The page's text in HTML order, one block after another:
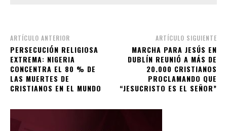
ARTÍCULO ANTERIOR
PERSECUCIÓN RELIGIOSA
EXTREMA: NIGERIA
CONCENTRA EL 80 % DE
LAS MUERTES DE
CRISTIANOS EN EL MUNDO
ARTÍCULO SIGUIENTE
MARCHA PARA JESÚS EN
DUBLÍN REUNIÓ A MÁS DE
20.000 CRISTIANOS
PROCLAMANDO QUE
“JESUCRISTO ES EL SEÑOR”